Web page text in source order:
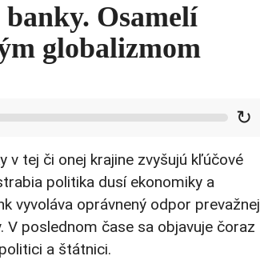
Osamelí
globalizmom
↻
v tej či onej krajine zvyšujú kľúčové
politika dusí ekonomiky a
vyvoláva oprávnený odpor prevažnej
poslednom čase sa objavuje čoraz
a štátnici.